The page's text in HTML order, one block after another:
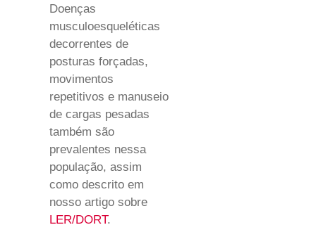
Doenças
musculoesqueléticas
decorrentes de
posturas forçadas,
movimentos
repetitivos e manuseio
de cargas pesadas
também são
prevalentes nessa
população, assim
como descrito em
nosso artigo sobre
LER/DORT.